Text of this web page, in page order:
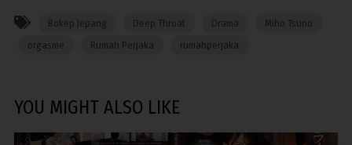
Bokep Jepang Deep Throat Drama
Miho Tsuno
orgasme
Rumah Perjaka rumahperjaka
YOU MIGHT ALSO LIKE